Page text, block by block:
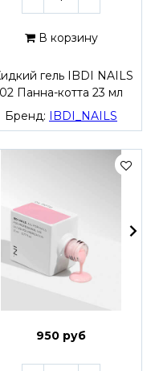
В корзину
гель IBDI NAILS
02 Панна-котта 23 мл
Бренд: IBDI_NAILS
950 руб